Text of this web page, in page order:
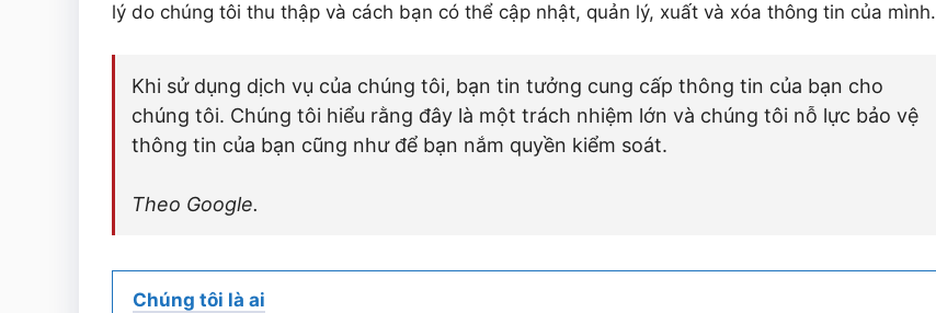
lý do chúng tôi thu thập và cách bạn có thể cập nhật, quản lý, xuất và xóa thông tin của mình.
Khi sử dụng dịch vụ của chúng tôi, bạn tin tưởng cung cấp thông tin của bạn cho
chúng tôi. Chúng tôi hiểu rằng đây là một trách nhiệm lớn và chúng tôi nỗ lực bảo vệ
thông tin của bạn cũng như để bạn nắm quyền kiểm soát.
Theo Google.
Chúng tôi là ai